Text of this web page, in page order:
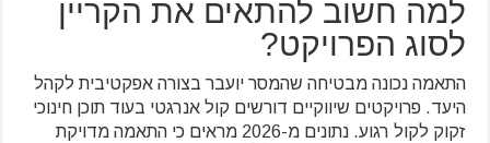
למה חשוב להתאים את הקריין
לסוג הפרויקט?
התאמה נכונה מבטיחה שהמסר יועבר בצורה אפקטיבית לקהל
היעד. פרויקטים שיווקיים דורשים קול אנרגטי בעוד תוכן חינוכי
זקוק לקול רגוע. נתונים מ-2026 מראים כי התאמה מדויקת